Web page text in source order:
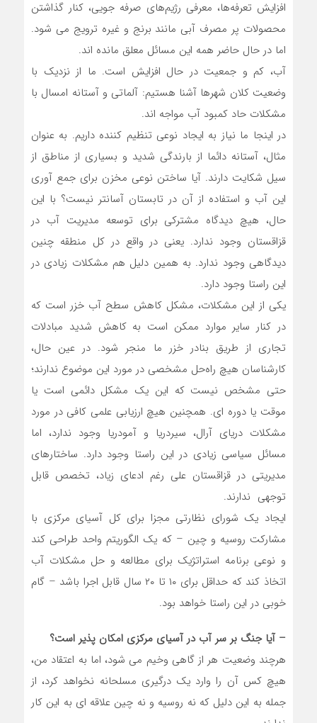
افزایش تعرفه‌ها، معرفی رژیم‌های صرفه جویی، کنار گذاشتن
محصولات پر مصرف آبی مانند برنج و غیره ترویج می شود.
اما در حال حاضر همه این مسائل معلق مانده اند.
آب، کم و جمعیت در حال افزایش است. ما از نزدیک با
وضعیت کلان شهرها آشنا هستیم: آلماتی و آستانه امسال با
مشکلات حاد کمبود آب مواجه اند.
در اینجا ما نیاز به ایجاد نوعی تنظیم کننده داریم. به عنوان
مثال، آستانه دائما از بارندگی شدید و بسیاری از مناطق از
سیل شکایت دارند. آیا ساختن نوعی مخزن برای جمع آوری
این آب و استفاده از آن در تابستان آسانتر نیست؟ با این
حال، هیچ دیدگاه مشترکی برای توسعه مدیریت آب در
قزاقستان وجود ندارد. یعنی در واقع در کل منطقه چنین
دیدگاهی وجود ندارد. به همین دلیل هم مشکلات زیادی در
این راستا وجود دارد.
یکی از این مشکلات، مشکل کاهش سطح آب خزر است که
در کنار سایر موارد ممکن است به کاهش شدید مبادلات
تجاری از طریق بنادر خزر ما منجر شود. در عین حال،
کارشناسان هیچ راه‌حل مشخصی در مورد این موضوع ندارند؛
حتی مشخص نیست که این یک مشکل دائمی است یا
موقت یا دوره ای. همچنین هیچ ارزیابی علمی کافی در مورد
مشکلات دریای آرال، سیردریا و آمودریا وجود ندارد، اما
مسائل سیاسی زیادی در این راستا وجود دارد. ساختارهای
مدیریتی در قزاقستان علی رغم ادعای زیاد، تخصص قابل
توجهی ندارند.
ایجاد یک شورای نظارتی مجزا برای کل آسیای مرکزی با
مشارکت روسیه و چین – که یک الگوریتم واحد طراحی کند
و نوعی برنامه استراتژیک برای مطالعه و حل مشکلات آب
اتخاذ کند که حداقل برای ۱۰ تا ۲۰ سال قابل اجرا باشد – گام
خوبی در این راستا خواهد بود.
– آیا جنگ بر سر آب در آسیای مرکزی امکان پذیر است؟
هرچند وضعیت هر از گاهی وخیم می شود، اما به اعتقاد من،
هیچ کس آن را وارد یک درگیری مسلحانه نخواهد کرد، از
جمله به این دلیل که نه روسیه و نه چین علاقه ای به این کار